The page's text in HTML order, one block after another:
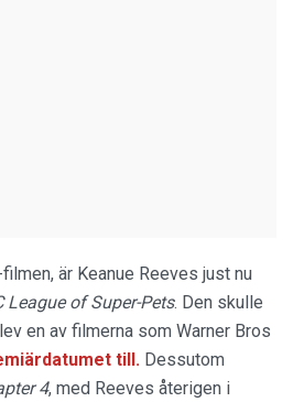
är Keanue Reeves just nu
League of Super-Pets. Den skulle
en av filmerna som Warner Bros
till. Dessutom
4, med Reeves återigen i